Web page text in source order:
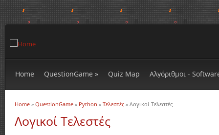
Home QuestionGame » Quiz Map Αλγόριθμοι -
You are here
Home » QuestionGame » Python » Τελεστές » Λογικοί Τελεστές
Λογικοί Τελεστές